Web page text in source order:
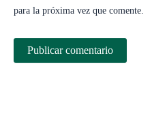
para la próxima vez que comente.